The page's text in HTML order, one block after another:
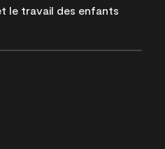
le travail des enfants